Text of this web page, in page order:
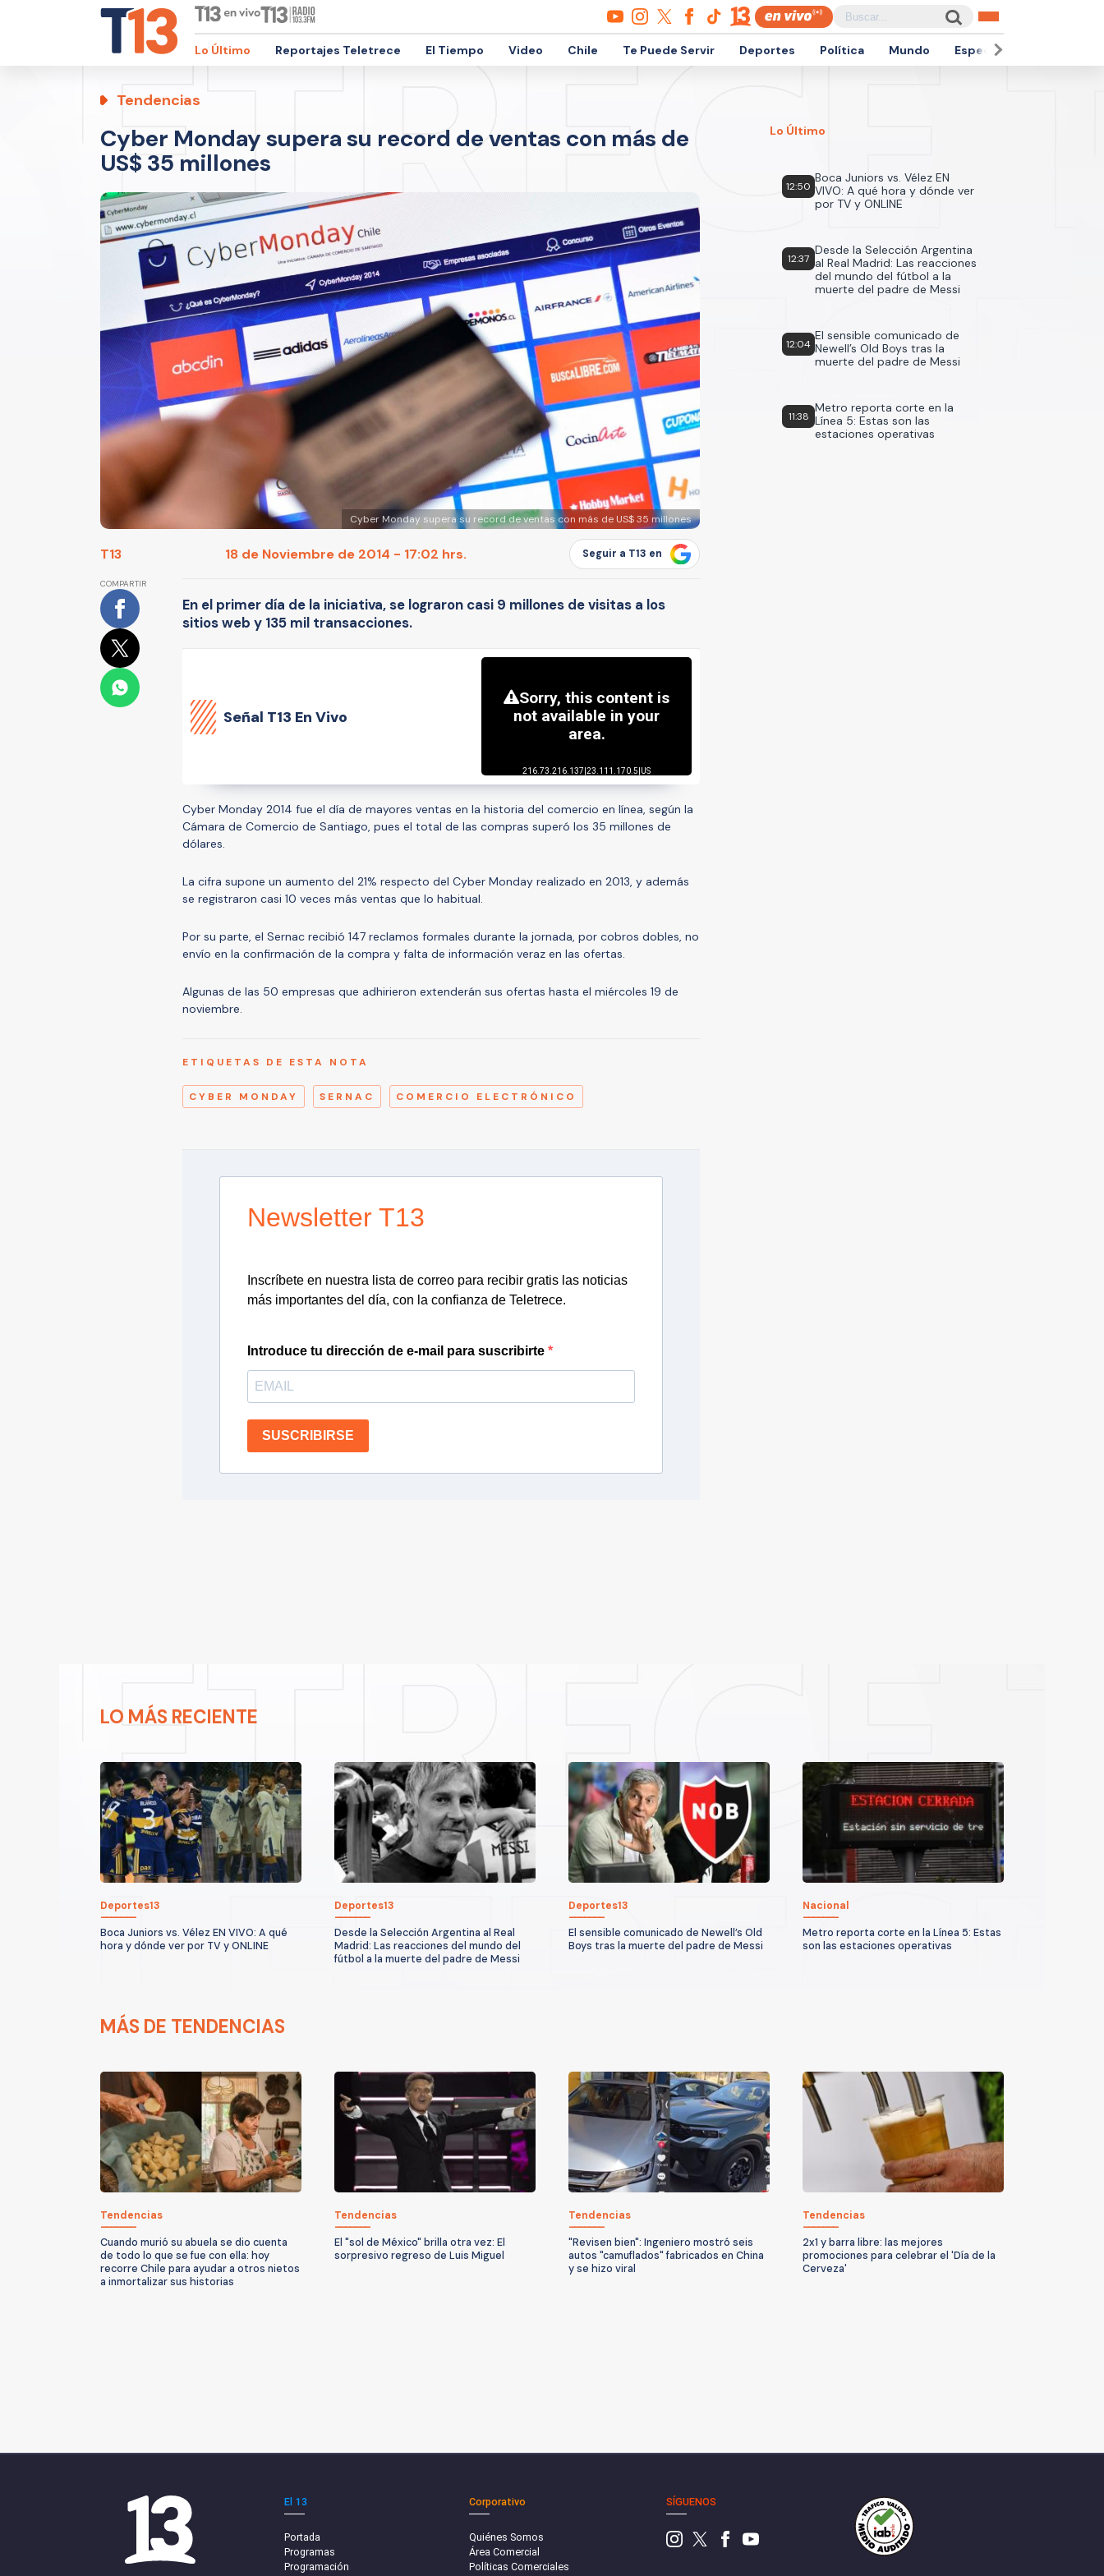
Lo Último Reportajes Teletrece El Tiempo Video Chile Te Puede Servir Deportes Política Mundo Espectáculos
Tendencias
Cyber Monday supera su record de ventas con más de
US$ 35 millones
Cyber Monday supera su record de ventas con más de US$ 35 millones
T13 18 de Noviembre de 2014 - 17:02 hrs. Seguir a T13 en
COMPARTIR
En el primer día de la iniciativa, se lograron casi 9 millones de visitas a los
sitios web y 135 mil transacciones.
Señal T13 En Vivo
Cyber Monday 2014 fue el día de mayores ventas en la historia del comercio en línea, según la
Cámara de Comercio de Santiago, pues el total de las compras superó los 35 millones de
dólares.
La cifra supone un aumento del 21% respecto del Cyber Monday realizado en 2013, y además
se registraron casi 10 veces más ventas que lo habitual.
Por su parte, el Sernac recibió 147 reclamos formales durante la jornada, por cobros dobles, no
envío en la confirmación de la compra y falta de información veraz en las ofertas.
Algunas de las 50 empresas que adhirieron extenderán sus ofertas hasta el miércoles 19 de
noviembre.
ETIQUETAS DE ESTA NOTA
CYBER MONDAY SERNAC COMERCIO ELECTRÓNICO
Newsletter T13
Inscríbete en nuestra lista de correo para recibir gratis las noticias
más importantes del día, con la confianza de Teletrece.
Introduce tu dirección de e-mail para suscribirte
SUSCRIBIRSE
Lo Último
12:50
Boca Juniors vs. Vélez EN
VIVO: A qué hora y dónde ver
por TV y ONLINE
12:37
Desde la Selección Argentina
al Real Madrid: Las reacciones
del mundo del fútbol a la
muerte del padre de Messi
12:04
El sensible comunicado de
Newell’s Old Boys tras la
muerte del padre de Messi
11:38
Metro reporta corte en la
Línea 5: Estas son las
estaciones operativas
LO MÁS RECIENTE
Deportes13
Boca Juniors vs. Vélez EN VIVO: A qué
hora y dónde ver por TV y ONLINE
Deportes13
Desde la Selección Argentina al Real
Madrid: Las reacciones del mundo del
fútbol a la muerte del padre de Messi
Deportes13
El sensible comunicado de Newell’s Old
Boys tras la muerte del padre de Messi
Nacional
Metro reporta corte en la Línea 5: Estas
son las estaciones operativas
MÁS DE TENDENCIAS
Tendencias
Cuando murió su abuela se dio cuenta
de todo lo que se fue con ella: hoy
recorre Chile para ayudar a otros nietos
a inmortalizar sus historias
Tendencias
El "sol de México" brilla otra vez: El
sorpresivo regreso de Luis Miguel
Tendencias
"Revisen bien": Ingeniero mostró seis
autos "camuflados" fabricados en China
y se hizo viral
Tendencias
2x1 y barra libre: las mejores
promociones para celebrar el 'Día de la
Cerveza'
El 13
Portada
Programas
Programación
Corporativo
Quiénes Somos
Área Comercial
Políticas Comerciales
SÍGUENOS